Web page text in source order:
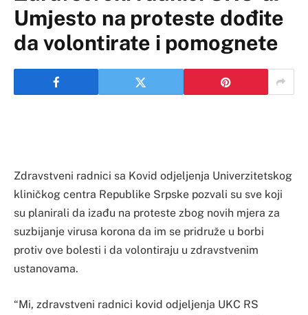
Umjesto na proteste dođite
da volontirate i pomognete
Zdravstveni radnici sa Kovid odjeljenja Univerzitetskog
kliničkog centra Republike Srpske pozvali su sve koji
su planirali da izađu na proteste zbog novih mjera za
suzbijanje virusa korona da im se pridruže u borbi
protiv ove bolesti i da volontiraju u zdravstvenim
ustanovama.
“Mi, zdravstveni radnici kovid odjeljenja UKC RS